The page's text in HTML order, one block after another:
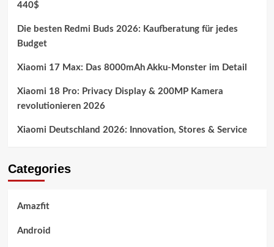
440$
Die besten Redmi Buds 2026: Kaufberatung für jedes
Budget
Xiaomi 17 Max: Das 8000mAh Akku-Monster im Detail
Xiaomi 18 Pro: Privacy Display & 200MP Kamera
revolutionieren 2026
Xiaomi Deutschland 2026: Innovation, Stores & Service
Categories
Amazfit
Android